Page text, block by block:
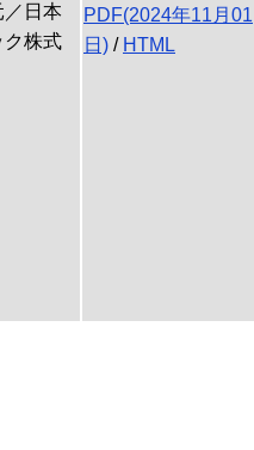
日本
ク株式
PDF(2024年11月01
日) / HTML